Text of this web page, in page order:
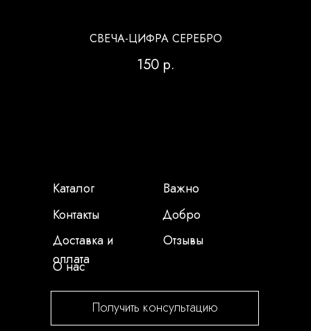
СВЕЧА-ЦИФРА СЕРЕБРО
150 р.
Каталог
Контакты
Доставка и
оплата
О нас
Важно
Добро
Отзывы
Получить консультацию